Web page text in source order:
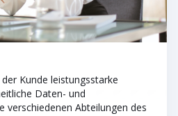
Kunde leistungsstarke
Daten- und
verschiedenen Abteilungen des